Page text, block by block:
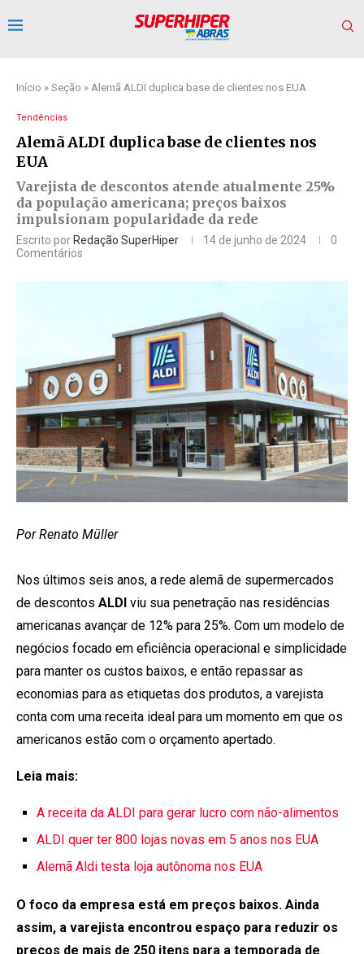
Início » Seção » Alemã ALDI duplica base de clientes nos EUA
Tendências
Alemã ALDI duplica base de clientes nos
EUA
Varejista de descontos atende atualmente 25%
da população americana; preços baixos
impulsionam popularidade da rede
Escrito porRedação SuperHiper 14 de junho de 2024
0
Comentários
Por Renato Müller
Nos últimos seis anos, a rede alemã de supermercados
de descontos ALDI viu sua penetração nas residências
americanas avançar de 12% para 25%. Com um modelo de
negócios focado em eficiência operacional e simplicidade
para manter os custos baixos, e então repassar as
economias para as etiquetas dos produtos, a varejista
conta com uma receita ideal para um momento em que os
americanos estão com o orçamento apertado.
Leia mais:
A receita da ALDI para gerar lucro com não-alimentos
ALDI quer ter 800 lojas novas em 5 anos nos EUA
Alemã Aldi testa loja autônoma nos EUA
O foco da empresa está em preços baixos. Ainda
assim, a varejista encontrou espaço para reduzir os
preços de mais de 250 itens para a temporada de